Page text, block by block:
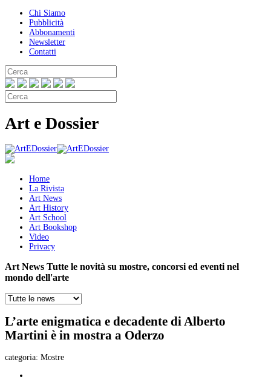
Chi Siamo
Pubblicità
Abbonamenti
Newsletter
Contatti
Art e Dossier
Home
La Rivista
Art News
Art History
Art School
Art Bookshop
Video
Privacy
Art News Tutte le novità su mostre, concorsi ed eventi nel
mondo dell'arte
L’arte enigmatica e decadente di Alberto
Martini è in mostra a Oderzo
categoria: Mostre